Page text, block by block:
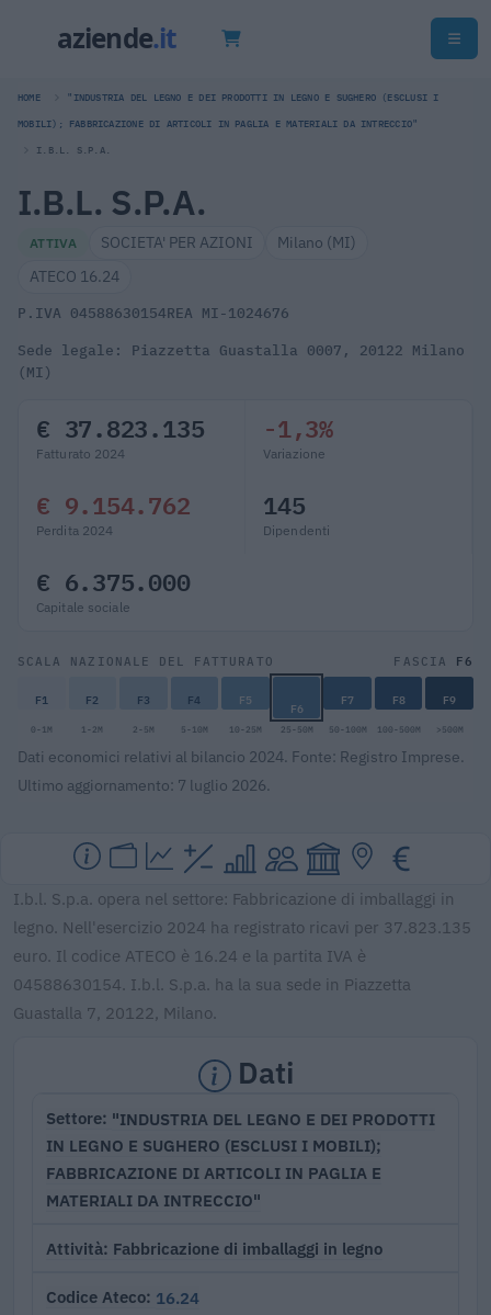
HOME "INDUSTRIA DEL LEGNO E DEI PRODOTTI IN LEGNO E SUGHERO (ESCLUSI I
MOBILI); FABBRICAZIONE DI ARTICOLI IN PAGLIA E MATERIALI DA INTRECCIO"
I.B.L. S.P.A.
I.B.L. S.P.A.
ATTIVA SOCIETA' PER AZIONI
Milano (MI)
ATECO 16.24
P.IVA 04588630154REA MI-1024676
Sede legale: Piazzetta Guastalla 0007, 20122 Milano
(MI)
€ 37.823.135
Fatturato 2024
-1,3%
Variazione
€ 9.154.762
Perdita 2024
145
Dipendenti
€ 6.375.000
Capitale sociale
SCALA NAZIONALE DEL FATTURATO FASCIA F6
F1 F2 F3 F4 F5 F6 F7 F8 F9
0-1M 1-2M 2-5M 5-10M 10-25M 25-50M 50-100M 100-500M >500M
Dati economici relativi al bilancio 2024. Fonte: Registro Imprese.
Ultimo aggiornamento: 7 luglio 2026.
I.b.l. S.p.a. opera nel settore: Fabbricazione di imballaggi in
legno. Nell'esercizio 2024 ha registrato ricavi per 37.823.135
euro. Il codice ATECO è 16.24 e la partita IVA è
04588630154. I.b.l. S.p.a. ha la sua sede in Piazzetta
Guastalla 7, 20122, Milano.
Dati
Settore "INDUSTRIA DEL LEGNO E DEI PRODOTTI
IN LEGNO E SUGHERO (ESCLUSI I MOBILI);
FABBRICAZIONE DI ARTICOLI IN PAGLIA E
MATERIALI DA INTRECCIO"
Attività Fabbricazione di imballaggi in legno
Codice Ateco 16.24